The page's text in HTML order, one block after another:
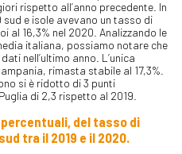
rispetto all’anno precedente. In
e isole avevano un tasso di
al 16,3% nel 2020. Analizzando le
italiana, possiamo notare che
nell’ultimo anno. L’unica
rimasta stabile al 17,3%.
si è ridotto di 3 punti
di 2,3 rispetto al 2019.
del tasso di
tra il 2019 e il 2020.